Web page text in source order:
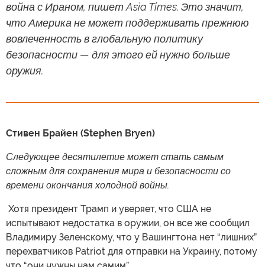
война с Ираном, пишет Asia Times. Это значит,
что Америка не может поддерживать прежнюю
вовлеченность в глобальную политику
безопасности — для этого ей нужно больше
оружия.
Стивен Брайен (Stephen Bryen)
Следующее десятилетие может стать самым
сложным для сохранения мира и безопасности со
времени окончания холодной войны.
​ Хотя президент Трамп и уверяет, что США не
испытывают недостатка в оружии, он все же сообщил
Владимиру Зеленскому, что у Вашингтона нет “лишних”
перехватчиков Patriot для отправки на Украину, потому